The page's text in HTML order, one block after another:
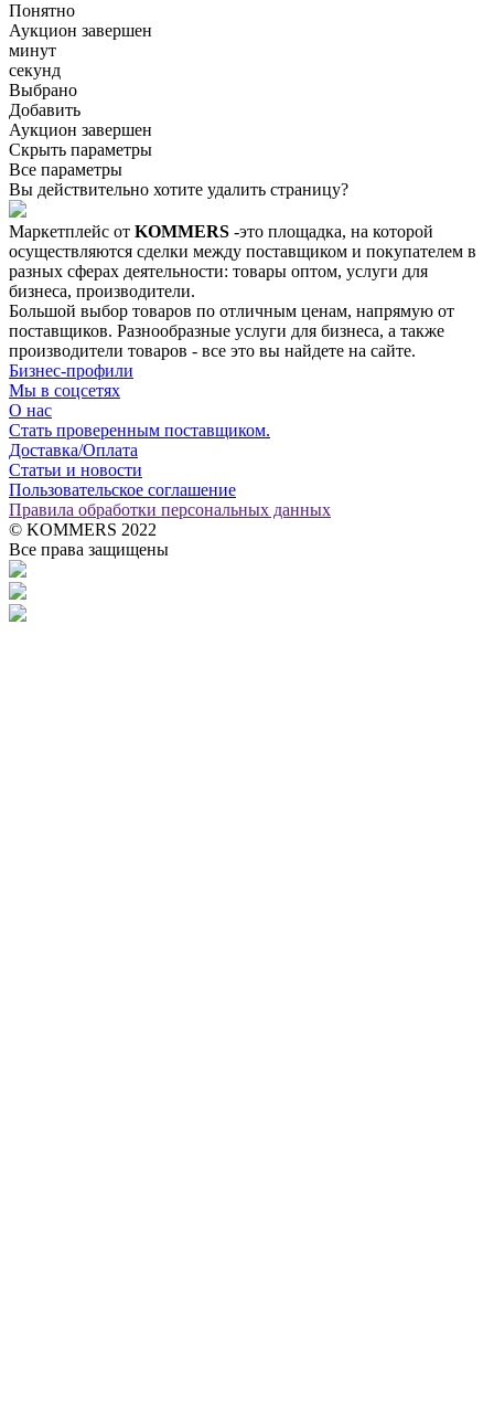
Понятно
Аукцион завершен
минут
секунд
Выбрано
Добавить
Аукцион завершен
Скрыть параметры
Все параметры
Вы действительно хотите удалить страницу?
Маркетплейс от KOMMERS -это площадка, на которой
осуществляются сделки между поставщиком и покупателем в
разных сферах деятельности: товары оптом, услуги для
бизнеса, производители.
Большой выбор товаров по отличным ценам, напрямую от
поставщиков. Разнообразные услуги для бизнеса, а также
производители товаров - все это вы найдете на сайте.
Бизнес-профили
Мы в соцсетях
О нас
Стать проверенным поставщиком.
Доставка/Оплата
Статьи и новости
Пользовательское соглашение
Правила обработки персональных данных
© KOMMERS 2022
Все права защищены